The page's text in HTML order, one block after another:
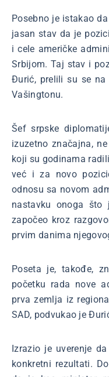
Posebno je istakao
jasan stav da je
i cele američke
Srbijom. Taj stav i
Đurić, prelili su se na
Vašingtonu.
Šef srpske
izuzetno značajna,
koji su godinama
već i za novo
odnosu sa novom
nastavku onoga što
započeo kroz
prvim danima
Poseta je, takođe,
početku rada nove
prva zemlja iz
SAD, podvukao je
Izrazio je uverenje
konkretni rezultati.